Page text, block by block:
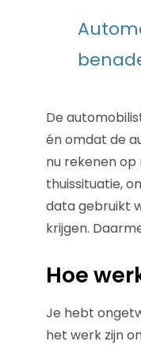
De
én omdat de
nu rekenen
thuissituatie,
data gebruikt
krijgen.
Hoe
Je hebt
het werk zijn